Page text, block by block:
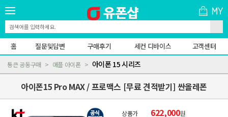
홈 질문및답변 구매후기 세컨 디바이스 고객센터
통큰 공동구매 애플 아이폰 아이폰 15 시리즈
아이폰15 Pro MAX / 프로맥스 [무료 견적받기] 싼올레폰
상품가 622,000원